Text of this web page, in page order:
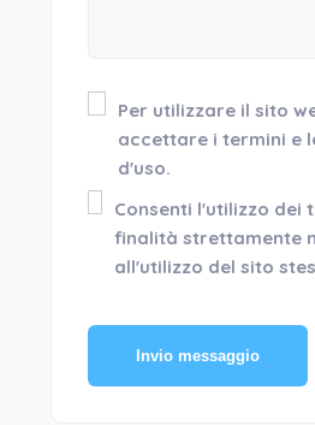
Per utilizzare il sito
accettare i termini e
d'uso.
Consenti l'utilizzo dei
finalità strettamente
all'utilizzo del sito
Invio messaggio